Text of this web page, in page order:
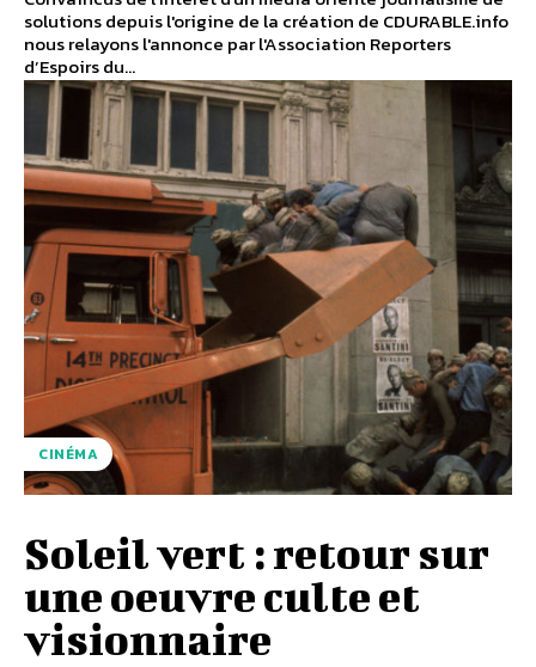
solutions depuis l'origine de la création de CDURABLE.info
nous relayons l'annonce par l'Association Reporters
d’Espoirs du...
CINÉMA
Soleil vert : retour sur
une oeuvre culte et
visionnaire